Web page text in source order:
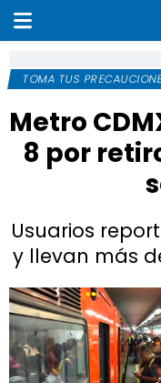
TOMA TUS
Metro
8 por
Usuarios
y llevan más